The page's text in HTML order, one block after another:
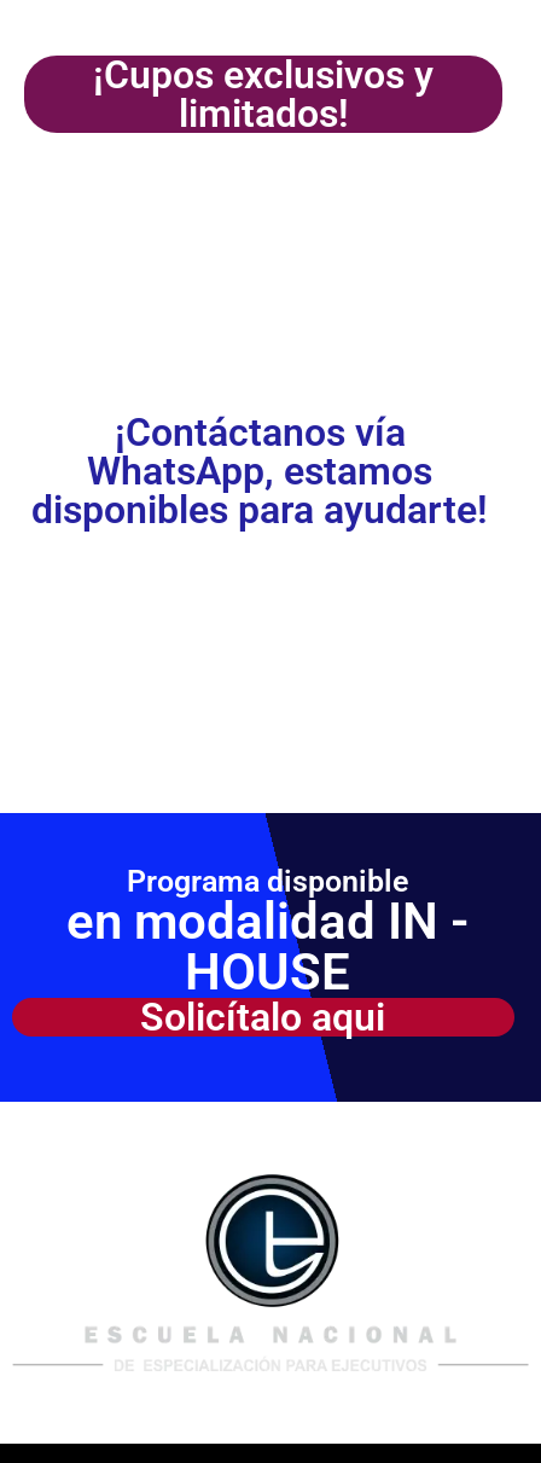
¡Cupos exclusivos y
limitados!
¡Contáctanos vía
WhatsApp, estamos
disponibles para ayudarte!
Programa disponible
en modalidad IN -
HOUSE
Solicítalo aqui